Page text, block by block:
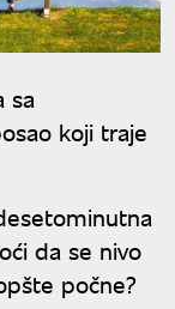
sa
koji traje
da se nivo
počne?